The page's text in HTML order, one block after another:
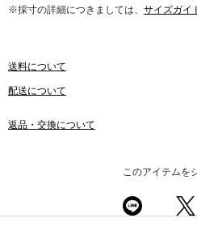
※採寸の詳細につきましては、 サイズガイ
送料について
配送について
返品・交換について
このアイテムを